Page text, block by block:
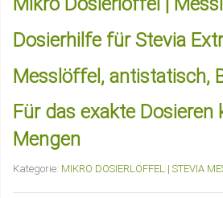
Dosierhilfe für Stevia
Messlöffel, antistatisch,
Für das exakte Dosieren
Mengen
Kategorie: MIKRO DOSIERLÖFFEL | STEVIA